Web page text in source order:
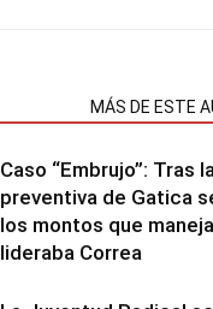
MÁS DE ESTE
Caso “Embrujo”: Tras
preventiva de Gatica
los montos que
lideraba Correa